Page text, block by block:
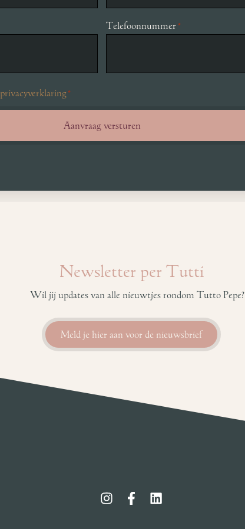
Telefoonnummer *
privacyverklaring *
Newsletter per Tutti
Wil jij updates van alle nieuwtjes rondom Tutto Pepe?
Meld je hier aan voor de nieuwsbrief